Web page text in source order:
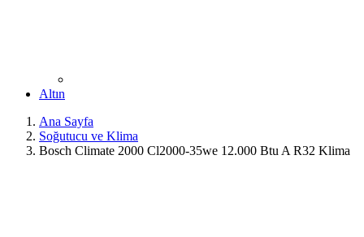
Altın
Ana Sayfa
Soğutucu ve Klima
Bosch Climate 2000 Cl2000-35we 12.000 Btu A R32 Klima